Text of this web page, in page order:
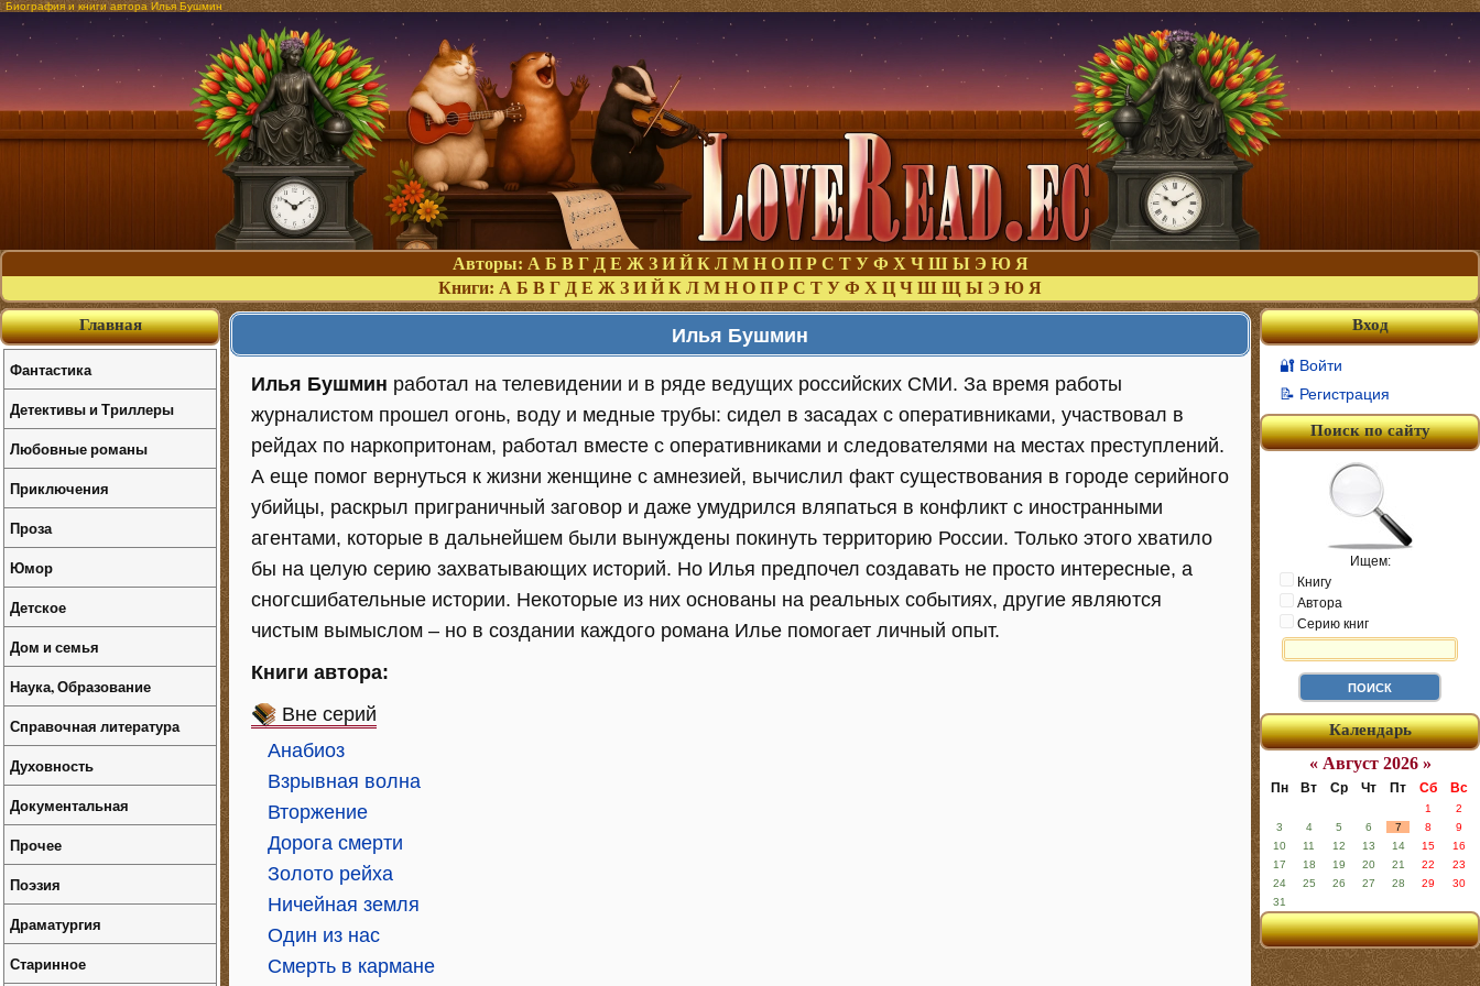
Биография и книги автора Илья Бушмин
Авторы: А Б В Г Д Е Ж З И Й К Л М Н О П Р С Т У Ф Х Ч Ш Ы Э Ю Я
Книги: А Б В Г Д Е Ж З И Й К Л М Н О П Р С Т У Ф Х Ц Ч Ш Щ Ы Э Ю Я
Илья Бушмин
Илья Бушмин работал на телевидении и в ряде ведущих российских СМИ. За время работы
журналистом прошел огонь, воду и медные трубы: сидел в засадах с оперативниками, участвовал в
рейдах по наркопритонам, работал вместе с оперативниками и следователями на местах преступлений.
А еще помог вернуться к жизни женщине с амнезией, вычислил факт существования в городе серийного
убийцы, раскрыл приграничный заговор и даже умудрился вляпаться в конфликт с иностранными
агентами, которые в дальнейшем были вынуждены покинуть территорию России. Только этого хватило
бы на целую серию захватывающих историй. Но Илья предпочел создавать не просто интересные, а
сногсшибательные истории. Некоторые из них основаны на реальных событиях, другие являются
чистым вымыслом – но в создании каждого романа Илье помогает личный опыт.
Книги автора:
Вне серий
Анабиоз
Взрывная волна
Вторжение
Дорога смерти
Золото рейха
Ничейная земля
Один из нас
Смерть в кармане
Вход
🔐 Войти
📝 Регистрация
Поиск по сайту
Ищем:
Книгу
Автора
Серию книг
Календарь
« Август 2026 »
Пн Вт Ср Чт Пт Сб Вс
1
2
3
4 5 6 7 8
9
10
11 12 13 14 15
16
17
18 19 20 21 22
23
24
25 26 27 28 29
30
31
Главная
Фантастика
Детективы и Триллеры
Любовные романы
Приключения
Проза
Юмор
Детское
Дом и семья
Наука, Образование
Справочная литература
Духовность
Документальная
Прочее
Поэзия
Драматургия
Старинное